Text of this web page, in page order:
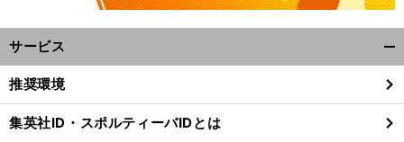
サービス
閉
る
推奨環境
集英社ID・スポルティーバIDとは